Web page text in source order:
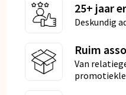
25+ jaar
Deskundig
Ruim
Van